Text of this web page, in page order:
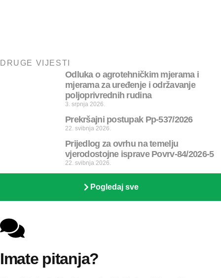
DRUGE VIJESTI
Odluka o agrotehničkim mjerama i
mjerama za uređenje i održavanje
poljoprivrednih rudina
3. srpnja 2026.
Prekršajni postupak Pp-537/2026
22. svibnja 2026.
Prijedlog za ovrhu na temelju
vjerodostojne isprave Povrv-84/2026-5
22. svibnja 2026.
Pogledaj sve
Imate pitanja?